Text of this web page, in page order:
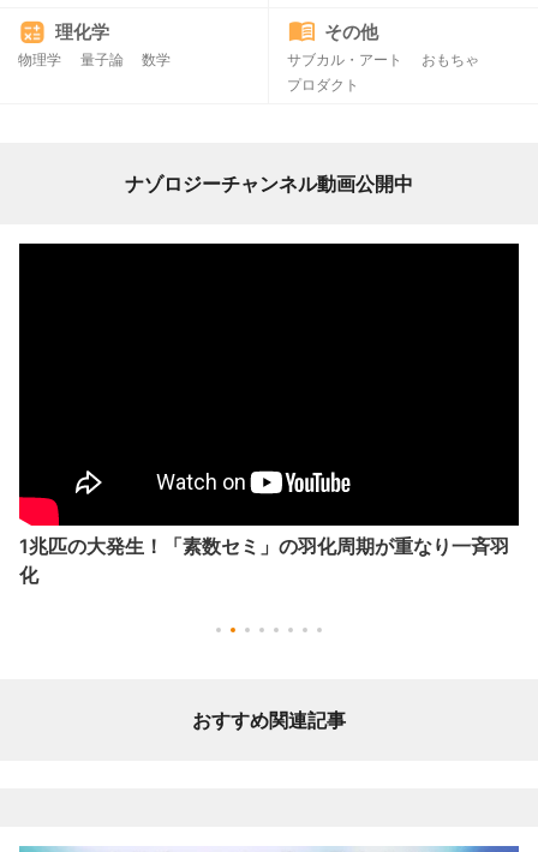
理化学
物理学 量子論 数学
その他
サブカル・アート
おもちゃ
プロダクト
ナゾロジーチャンネル動画公開中
1兆匹の大発生！「素数セミ」の羽化周期が重なり一斉羽
化
おすすめ関連記事